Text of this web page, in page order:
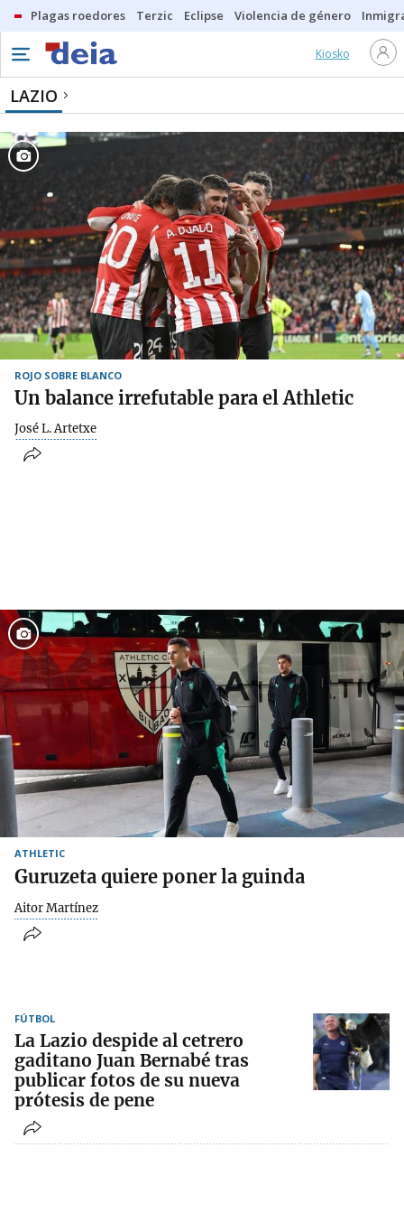
Plagas roedores Terzic Eclipse Violencia de género
Kiosko
LAZIO
ROJO SOBRE BLANCO
Un balance irrefutable para el Athletic
José L. Artetxe
ATHLETIC
Guruzeta quiere poner la guinda
Aitor Martínez
FÚTBOL
La Lazio despide al cetrero
gaditano Juan Bernabé tras
publicar fotos de su nueva
prótesis de pene